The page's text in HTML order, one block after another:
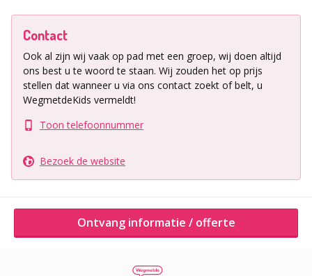
Afhankelijk van het arrangement kan het feestje
uitgebreid worden met eten en/of andere activiteiten!
Ligging uitje
KidsPlaza Vught
Maarten Trompstraat 32
5262 VM Vught
Ontvang informatie / offerte
Andere activiteiten van dit bedrijf
Contact
Ook al zijn wij vaak op pad met een groep, wij doen altijd
ons best u te woord te staan. Wij zouden het op prijs
stellen dat wanneer u via ons contact zoekt of belt, u
WegmetdeKids vermeldt!
Toon telefoonnummer
Bezoek de website
Ontvang informatie / offerte